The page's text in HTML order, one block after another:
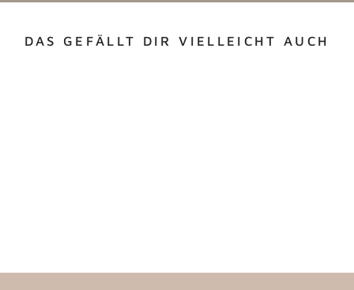
DAS GEFÄLLT DIR VIELLEICHT AUCH